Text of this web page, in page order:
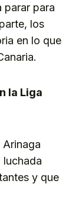
parar para
los
en lo que
la Liga
Arinaga
luchada
y que